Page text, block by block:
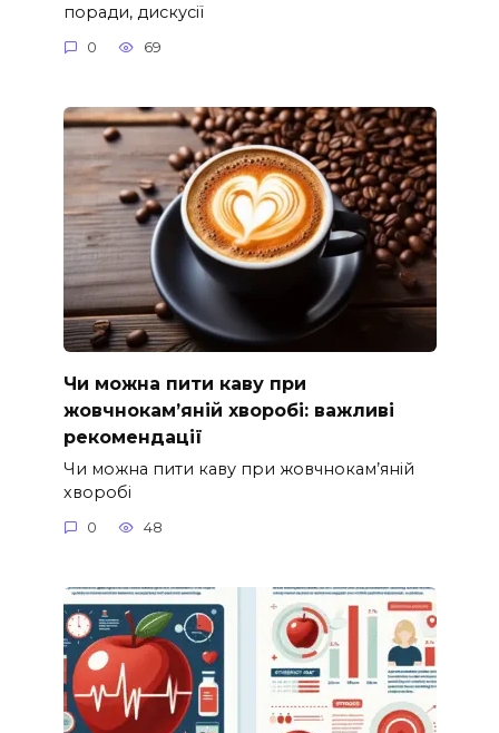
поради, дискусії
0 69
Чи можна пити каву при
жовчнокам’яній хворобі: важливі
рекомендації
Чи можна пити каву при жовчнокам’яній
хворобі
0 48